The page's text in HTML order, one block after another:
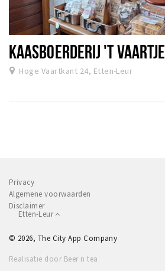
KAASBOERDERIJ 'T VAARTJE
Hoge Vaartkant 24, Etten-Leur
Privacy
Algemene voorwaarden
Disclaimer
Etten-Leur
© 2026, The City App Company
Realisatie door Beer n tea